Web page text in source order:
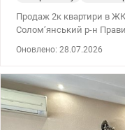
Продаж 2к квартири в ЖК
Солом’янський р-н
каркасний будинок
Будинок з автономним
ліфтом на 750 місць.
Novus та АТБ.
Оновлено: 28.07.2026